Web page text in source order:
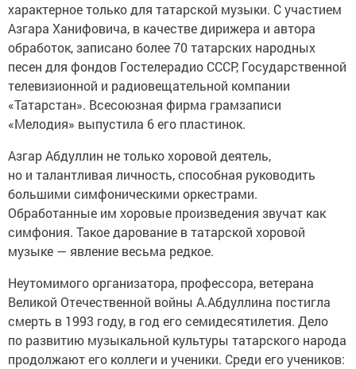
характерное только для татарской музыки. С участием
Азгара Ханифовича, в качестве дирижера и автора
обработок, записано более 70 татарских народных
песен для фондов Гостелерадио СССР, Государственной
телевизионной и радиовещательной компании
«Татарстан». Всесоюзная фирма грамзаписи
«Мелодия» выпустила 6 его пластинок.
Азгар Абдуллин не только хоровой деятель,
но и талантливая личность, способная руководить
большими симфоническими оркестрами.
Обработанные им хоровые произведения звучат как
симфония. Такое дарование в татарской хоровой
музыке — явление весьма редкое.
Неутомимого организатора, профессора, ветерана
Великой Отечественной войны А.Абдуллина постигла
смерть в 1993 году, в год его семидесятилетия. Дело
по развитию музыкальной культуры татарского народа
продолжают его коллеги и ученики. Среди его учеников: